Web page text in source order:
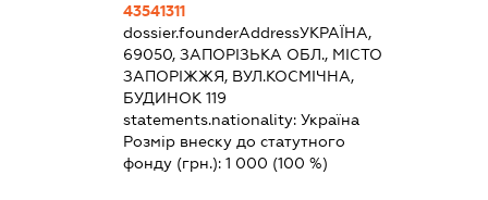
43541311
dossier.founderAddressУКРАЇНА,
69050, ЗАПОРІЗЬКА ОБЛ., МІСТО
ЗАПОРІЖЖЯ, ВУЛ.КОСМІЧНА,
БУДИНОК 119
statements.nationality:Україна
Розмір внеску до статутного
фонду (грн.):1 000 (100 %)